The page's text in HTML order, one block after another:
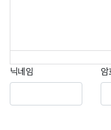
닉네임